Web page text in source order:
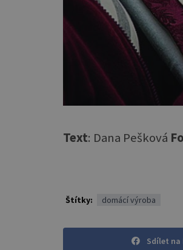
Text: Dana Pešková
Štítky: domácí výroba
Sdílet na